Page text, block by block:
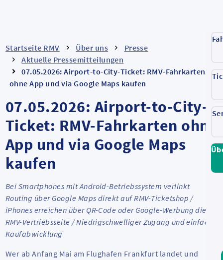
Startseite RMV Über uns
Presse
Aktuelle Pressemitteilungen
07.05.2026: Airport-to-City-Ticket: RMV-Fahrkarten
ohne App und via Google Maps kaufen
07.05.2026: Airport-to-City-
Ticket: RMV-Fahrkarten ohne
App und via Google Maps
kaufen
Bei Smartphones mit Android-Betriebssystem verlinkt
Routing über Google Maps direkt auf RMV-Ticketshop /
iPhones erreichen über QR-Code oder Google-Werbung die
RMV-Vertriebsseite / Niedrigschwelliger Zugang und einfache
Kaufabwicklung
Wer ab Anfang Mai am Flughafen Frankfurt landet und